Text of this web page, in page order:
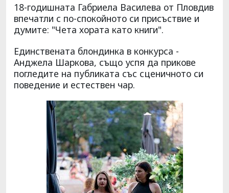
18-годишната Габриела Василева от Пловдив
впечатли с по-спокойното си присъствие и
думите: "Чета хората като книги".
Единствената блондинка в конкурса -
Анджела Шаркова, също успя да прикове
погледите на публиката със сценичното си
поведение и естествен чар.